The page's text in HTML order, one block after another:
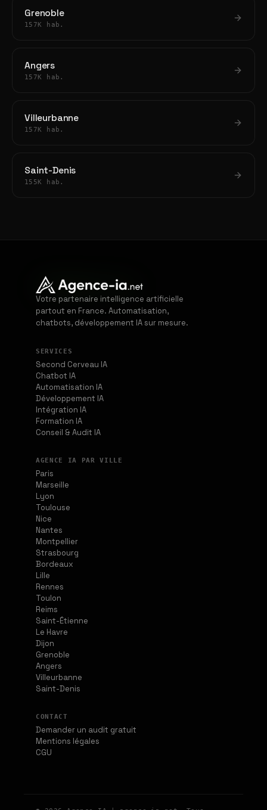
Grenoble
157K hab.
Angers
157K hab.
Villeurbanne
157K hab.
Saint-Denis
155K hab.
Votre partenaire intelligence artificielle
partout en France. Automatisation,
chatbots, développement IA sur mesure.
SERVICES
Second Cerveau IA
Chatbot IA
Automatisation IA
Développement IA
Intégration IA
Formation IA
Conseil & Audit IA
AGENCE IA PAR VILLE
Paris
Marseille
Lyon
Toulouse
Nice
Nantes
Montpellier
Strasbourg
Bordeaux
Lille
Rennes
Toulon
Reims
Saint-Étienne
Le Havre
Dijon
Grenoble
Angers
Villeurbanne
Saint-Denis
CONTACT
Demander un audit gratuit
Mentions légales
CGU